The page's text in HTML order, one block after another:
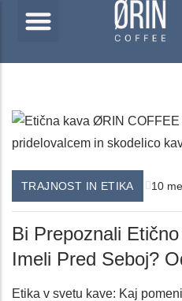
TRAJNOST IN ETIKA 10
Bi Prepoznali
Imeli Pred Seboj?
Morate Biti Pozorni!
Etika v svetu kave: Kaj